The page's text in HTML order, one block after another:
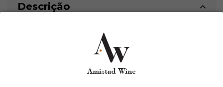
Descrição
“Val Moré” em Bar sur Seine. iniciou a sua plantação em 1954.
com uma exposição para oeste. A fermentação maloláctica
ocorre em tanques de aço inoxidável e 15% em barricas de
carvaho francês. Estagia 30 meses na adega.